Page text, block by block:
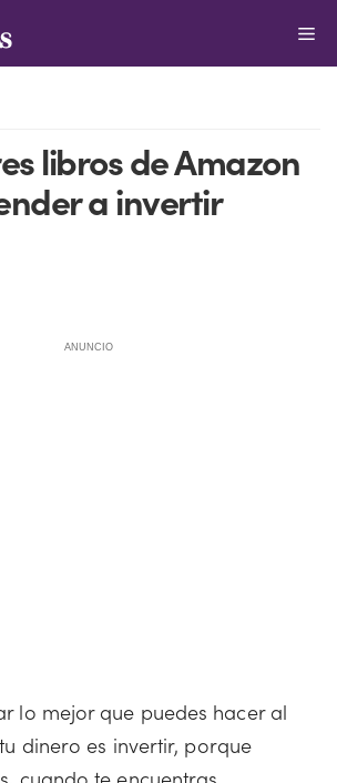
libros de Amazon
a invertir
ANUNCIO
lo mejor que puedes hacer al
dinero es invertir, porque